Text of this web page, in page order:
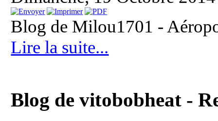
Blog de Milou1701 -
Lire la suite...
Blog de vitobobheat -